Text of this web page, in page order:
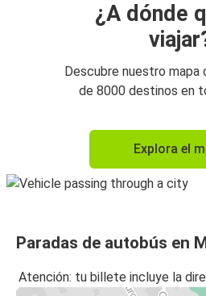
¿A dónde
Descubre nuestro mapa
de 8000 destinos en
Explora el
Paradas de autobús en
Atención: tu billete incluye la